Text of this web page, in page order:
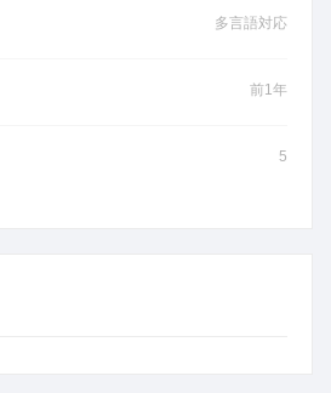
多言語対応
前1年
5